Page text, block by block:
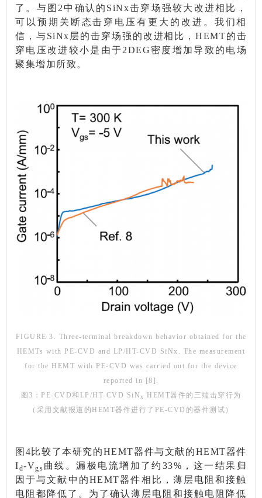
了。与图2中确认的SiNx击穿场强较大改进相比，
可以预期关断态击穿电压有更大的改进。我们相
信，与SiNx层的击穿场强的改进相比，HEMT的击
穿电压改进较小是由于2DEG密度增加导致的电场
聚集增加所致。
FIGURE 3. Three-terminal breakdown behavior obtained for the
HEMTs with PE-CVD and LP/HT-CVD SiNx. The measurement
for the HEMT with PE-CVD was carried out for the device
reported in [8].
图3：PE-CVD和LP/HT-CVD SiN x
HEMT器件的三端击穿行为
（采用文献报道的HEMT器件进行了PE-CVD的器件测试）
图4比较了本研究的HEMT器件与文献的HEMT器件
Id-Vgs 曲线。漏极电流增加了约33%，这一结果归
因于与文献中的HEMT器件相比，薄层电阻和接触
电阻都降低了。为了确认薄层电阻和接触电阻降低